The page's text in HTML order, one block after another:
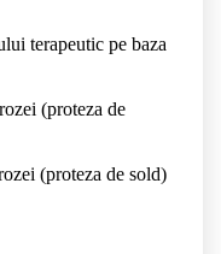
terapeutic pe baza
(proteza de
(proteza de sold)